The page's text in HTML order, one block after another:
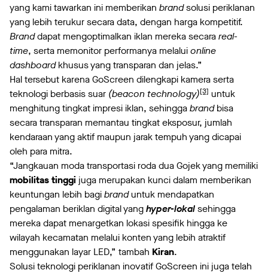
yang kami tawarkan ini memberikan brandsolusi periklanan
yang lebih terukur secara data, dengan harga kompetitif.
Branddapat mengoptimalkan iklan mereka secarareal-
time, serta memonitor performanya melaluionline
dashboardkhusus yang transparan dan jelas.”
Hal tersebut karena GoScreen dilengkapi kamera serta
teknologi berbasis suar (beacon technology)[3] untuk
menghitung tingkat impresi iklan, sehinggabrandbisa
secara transparan memantau tingkat eksposur, jumlah
kendaraan yang aktif maupun jarak tempuh yang dicapai
oleh para mitra.
“Jangkauan moda transportasi roda dua Gojek yang memiliki
mobilitas tinggi juga merupakan kunci dalam memberikan
keuntungan lebih bagibranduntuk mendapatkan
pengalaman beriklan digital yanghyper-lokalsehingga
mereka dapat menargetkan lokasi spesifik hingga ke
wilayah kecamatan melalui konten yang lebih atraktif
menggunakan layar LED,” tambah Kiran.
Solusi teknologi periklanan inovatif GoScreen ini juga telah